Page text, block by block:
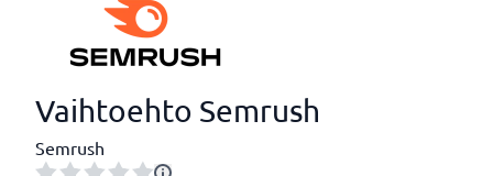
Vaihtoehto Semrush
Semrush